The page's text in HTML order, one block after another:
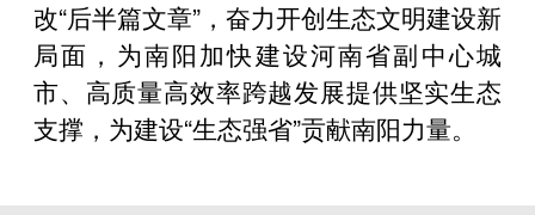
改“后半篇文章”，奋力开创生态文明建设新
局面，为南阳加快建设河南省副中心城
市、高质量高效率跨越发展提供坚实生态
支撑，为建设“生态强省”贡献南阳力量。